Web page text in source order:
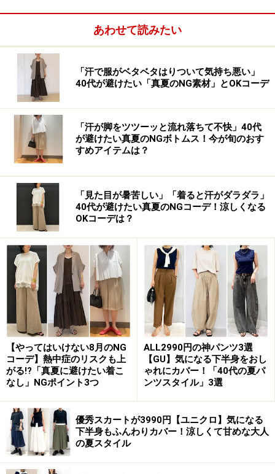
そしてかさばりやすいため、クローゼットの中で保管す
るのにも、場所を取ってしまうというデメリットも。ま
たざっくりニットは編み目が粗いため、素材によっては
伸びたり、収納時につぶれて形が変わったりしやすいこ
ともあり、いい状態をキープするのは難しいという面も
あります。その上、来年も着られるようきれいに保とう
とすると、クリーニングに出したり毛玉を取ったりとい
うケアが必要で、手もかかります。
ニットはシーズンが変われば、必ずまたいろんなデザイ
ンが発売されます。「今季のこのブランドのこのデザイ
ンはもう手に入らないので、今どうしても欲しい！」と
思えるニットなら購入してもOK。もしくは写真のように
ベーシックな薄手のハイゲージニットなら、保管時もか
あわせて読みたい
「汗で服がベタベタはりついて気持ち悪い」
40代が避けたい「真夏のNG素材」とOKコーデ
「汗が脚をツツーッと流れ落ちて不快」40代
が避けたい真夏のNGボトムス！今が旬のおす
すめアイテムは？
「見た目が暑苦しい」「着ると汗がダラダラ」
40代が避けたい真夏のNGコーデ！涼しくなる
OKコーデは？
【やってはいけない8月のNG
コーデ】熱中症のリスクも上
がる!?「真夏に避けたい着こ
なし」NGポイント3つ
ALL2990円の神パンツ3選
【GU】気になる下半身をおし
ゃれにカバー！「40代の夏パ
ンツスタイル」3選
優秀スカートが3990円【ユニクロ】気になる
下半身もふんわりカバー！涼しくて甘めな大人
の夏スタイル